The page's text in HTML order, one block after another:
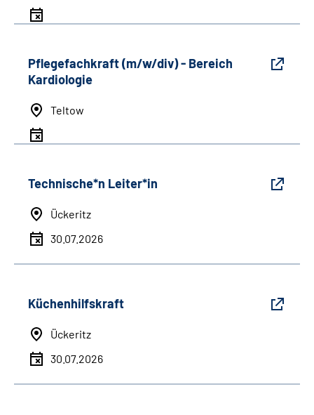
Pflegefachkraft (m/w/div) - Bereich
Kardiologie
Teltow
Technische*n Leiter*in
Ückeritz
30.07.2026
Küchenhilfskraft
Ückeritz
30.07.2026